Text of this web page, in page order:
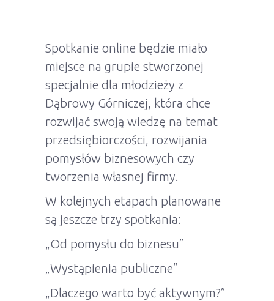
Spotkanie online będzie miało
miejsce na grupie stworzonej
specjalnie dla młodzieży z
Dąbrowy Górniczej, która chce
rozwijać swoją wiedzę na temat
przedsiębiorczości, rozwijania
pomysłów biznesowych czy
tworzenia własnej firmy.
W kolejnych etapach planowane
są jeszcze trzy spotkania:
„Od pomysłu do biznesu”
„Wystąpienia publiczne”
„Dlaczego warto być aktywnym?”